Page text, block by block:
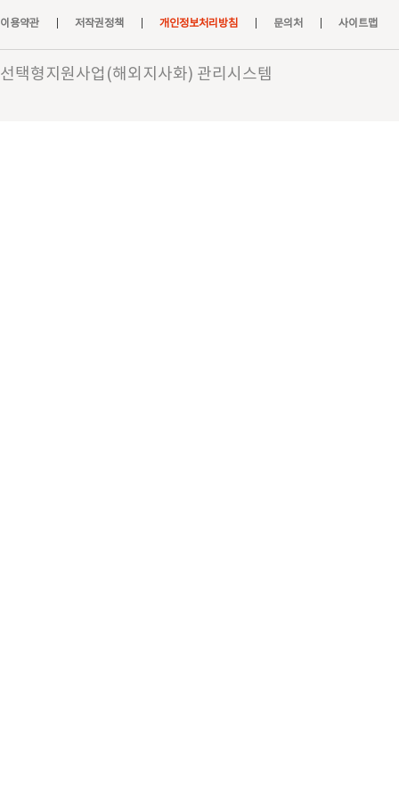
이용약관 저작권정책 개인정보처리방침 문의처 사이트맵
선택형지원사업(해외지사화) 관리시스템